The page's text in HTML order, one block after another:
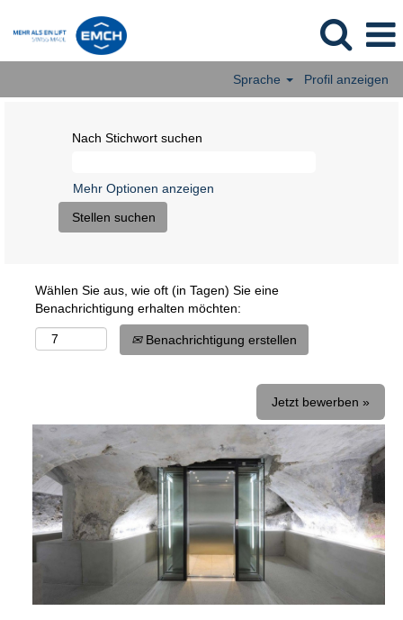
Sprache Profil anzeigen
Nach Stichwort suchen
Mehr Optionen anzeigen
Wählen Sie aus, wie oft (in Tagen) Sie eine
Benachrichtigung erhalten möchten:
Benachrichtigung erstellen
Jetzt bewerben »